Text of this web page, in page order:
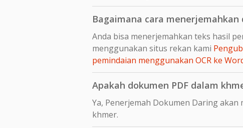
Bagaimana cara
Anda bisa menerjemahkan teks hasil
menggunakan situs rekan kami
pemindaian menggunakan OCR ke
Apakah dokumen PDF dalam
Ya, Penerjemah Dokumen Daring
khmer.